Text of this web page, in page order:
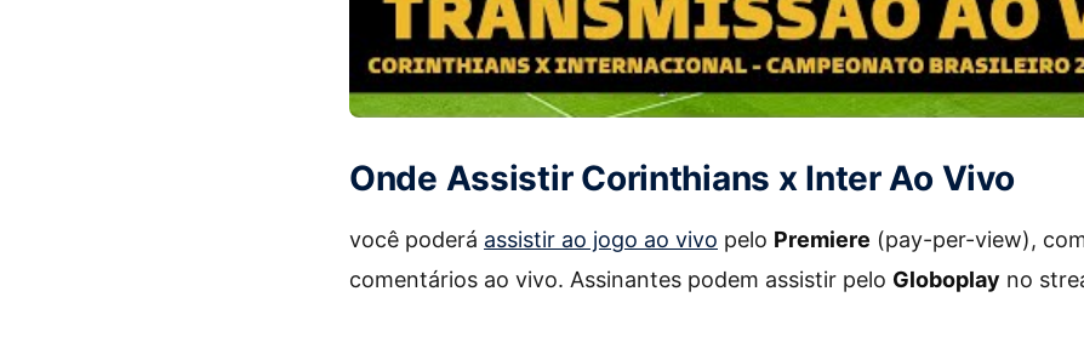
Onde Assistir Corinthians x Inter Ao Vivo
você poderá assistir ao jogo ao vivo pelo Premiere (pay-per-view),
comentários ao vivo. Assinantes podem assistir pelo Globoplay no